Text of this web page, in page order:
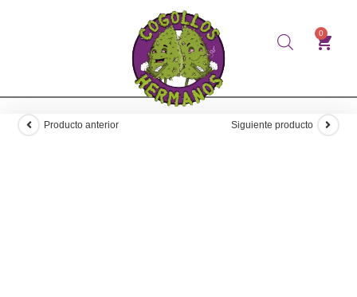
0
Producto anterior Siguiente producto